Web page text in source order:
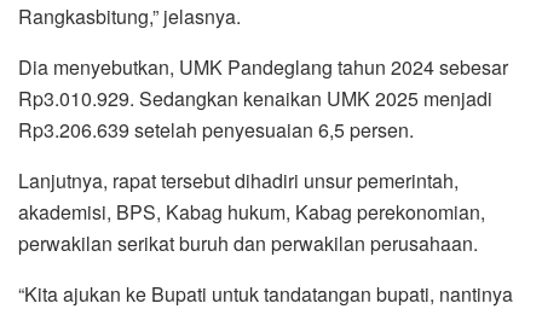
Rangkasbitung,” jelasnya.
Dia menyebutkan, UMK Pandeglang tahun 2024 sebesar
Rp3.010.929. Sedangkan kenaikan UMK 2025 menjadi
Rp3.206.639 setelah penyesuaian 6,5 persen.
Lanjutnya, rapat tersebut dihadiri unsur pemerintah,
akademisi, BPS, Kabag hukum, Kabag perekonomian,
perwakilan serikat buruh dan perwakilan perusahaan.
“Kita ajukan ke Bupati untuk tandatangan bupati, nantinya